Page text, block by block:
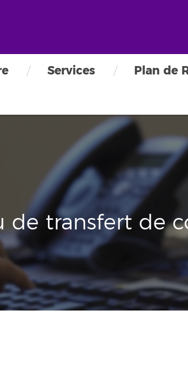
Services Plan de
de transfert de